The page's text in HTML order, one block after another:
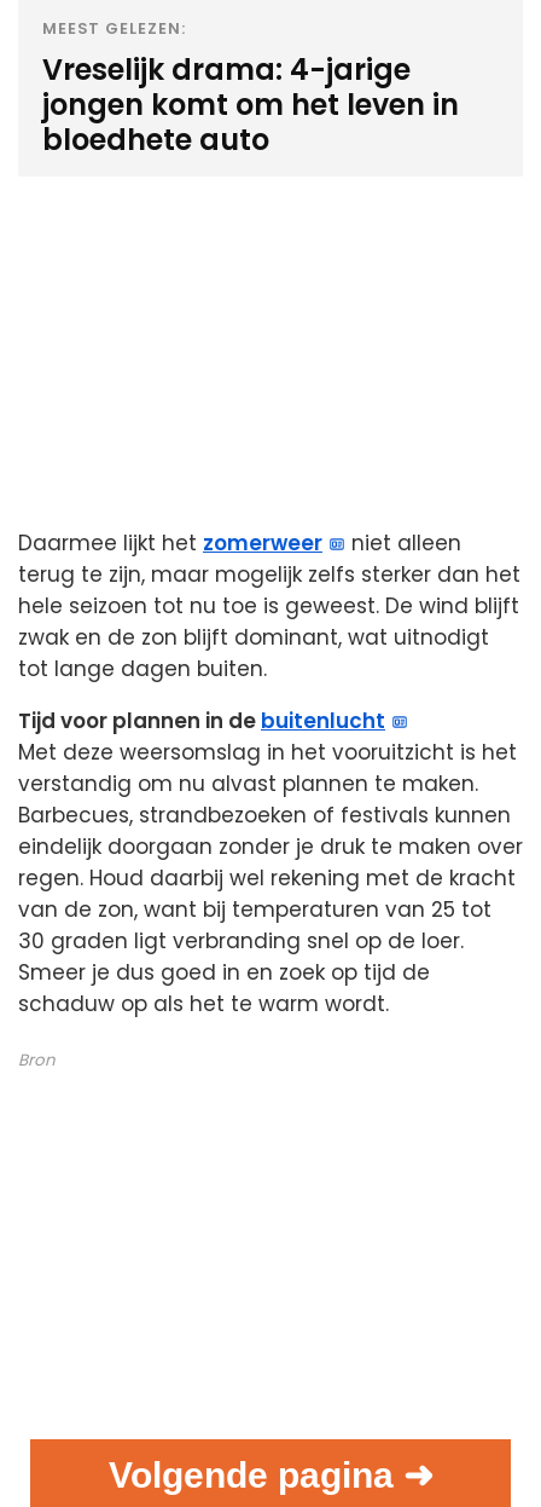
MEEST GELEZEN:
Vreselijk drama: 4-jarige
jongen komt om het leven in
bloedhete auto
Daarmee lijkt het zomerweer
niet alleen
terug te zijn, maar mogelijk zelfs sterker dan het
hele seizoen tot nu toe is geweest. De wind blijft
zwak en de zon blijft dominant, wat uitnodigt
tot lange dagen buiten.
Tijd voor plannen in de buitenlucht
Met deze weersomslag in het vooruitzicht is het
verstandig om nu alvast plannen te maken.
Barbecues, strandbezoeken of festivals kunnen
eindelijk doorgaan zonder je druk te maken over
regen. Houd daarbij wel rekening met de kracht
van de zon, want bij temperaturen van 25 tot
30 graden ligt verbranding snel op de loer.
Smeer je dus goed in en zoek op tijd de
schaduw op als het te warm wordt.
Bron
Volgende pagina ➜